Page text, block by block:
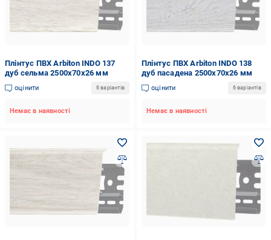
Плінтус ПВХ Arbiton INDO 137
дуб сельма 2500х70x26 мм
оцінити 6 варіантів
Немає в наявності
Плінтус ПВХ Arbiton INDO 138
дуб пасадена 2500х70x26 мм
оцінити 6 варіантів
Немає в наявності